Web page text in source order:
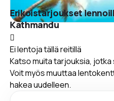
Erikoistarjoukset
Kathmandu
Ei lentoja tällä reitillä
Katso muita tarjouksia,
Voit myös muuttaa
hakea uudelleen.